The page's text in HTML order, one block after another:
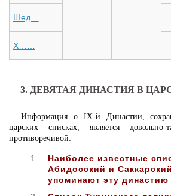
Шед…
Х……
3. ДЕВЯТАЯ ДИНАСТИЯ В
Информация о IX-й Династии,
царских списках, является
противоречивой:
Наиболее известные
Абидосский и
упоминают эту династию